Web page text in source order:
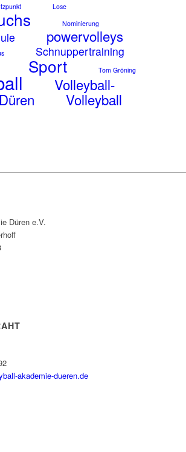
Lose
Nominierung
powervolleys
Schnuppertraining
Sport Tom Gröning
Volleyball-
Volleyball
Düren e.V.
akademie-dueren.de